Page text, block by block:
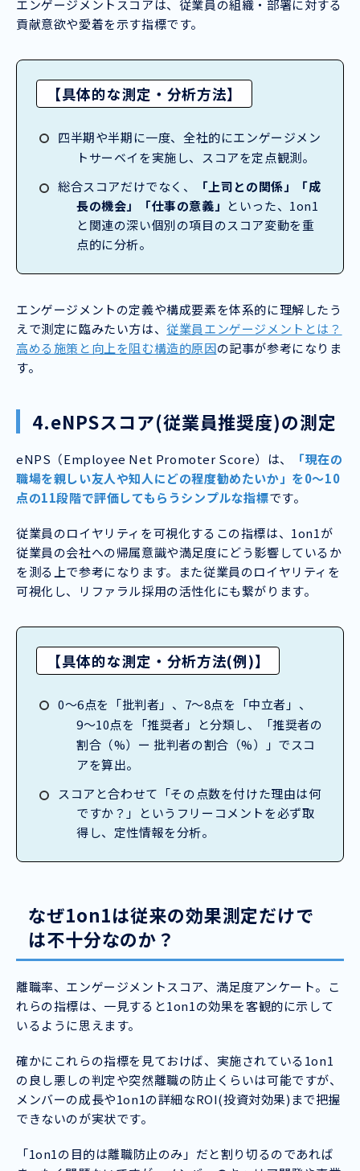
エンゲージメントスコアは、従業員の組織・部署に対する
貢献意欲や愛着を示す指標です。
【具体的な測定・分析方法】
四半期や半期に一度、全社的にエンゲージメン
トサーベイを実施し、スコアを定点観測。
総合スコアだけでなく、
「上司との関係」「成
長の機会」「仕事の意義」 といった、1on1
と関連の深い個別の項目のスコア変動を重
点的に分析。
エンゲージメントの定義や構成要素を体系的に理解したう
えで測定に臨みたい方は、従業員エンゲージメントとは？
高める施策と向上を阻む構造的原因の記事が参考になりま
す。
4.eNPSスコア(従業員推奨度)の測定
eNPS（Employee Net Promoter Score）は、
「現在の
職場を親しい友人や知人にどの程度勧めたいか」を0〜10
点の11段階で評価してもらうシンプルな指標です。
従業員のロイヤリティを可視化するこの指標は、1on1が
従業員の会社への帰属意識や満足度にどう影響しているか
を測る上で参考になります。また従業員のロイヤリティを
可視化し、リファラル採用の活性化にも繋がります。
【具体的な測定・分析方法(例)】
0〜6点を「批判者」、7〜8点を「中立者」、
9〜10点を「推奨者」と分類し、「推奨者の
割合（%）ー 批判者の割合（%）」でスコ
アを算出。
スコアと合わせて「その点数を付けた理由は何
ですか？」というフリーコメントを必ず取
得し、定性情報を分析。
なぜ1on1は従来の効果測定だけで
は不十分なのか？
離職率、エンゲージメントスコア、満足度アンケート。こ
れらの指標は、一見すると1on1の効果を客観的に示して
いるように思えます。
確かにこれらの指標を見ておけば、実施されている1on1
の良し悪しの判定や突然離職の防止くらいは可能ですが、
メンバーの成長や1on1の詳細なROI(投資対効果)まで把握
できないのが実状です。
「1on1の目的は離職防止のみ」だと割り切るのであれば